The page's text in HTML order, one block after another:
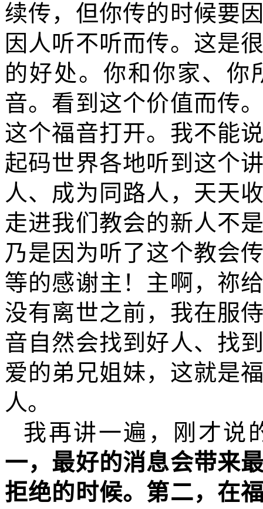
续传，但你传的时候要
因人听不听而传。这是
的好处。你和你家、你
音。看到这个价值而传
这个福音打开。我不能
起码世界各地听到这个
人、成为同路人，天天
走进我们教会的新人不
乃是因为听了这个教会
等的感谢主！主啊，祢
没有离世之前，我在服
音自然会找到好人、找
爱的弟兄姐妹，这就是
人。
我再讲一遍，刚才说
一，最好的消息会带来
拒绝的时候。第二，在